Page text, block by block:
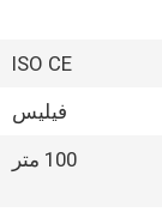
ISO CE
فيليس
100 متر